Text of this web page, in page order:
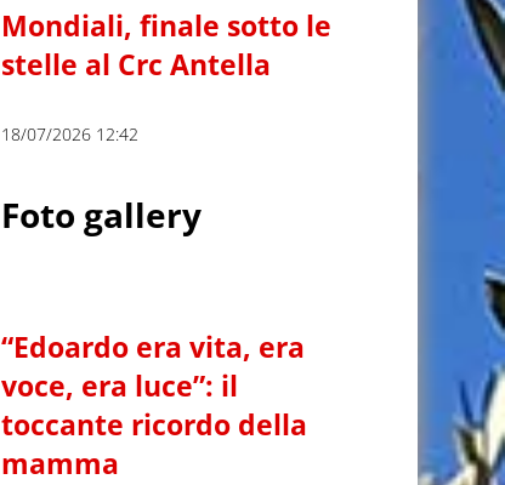
Mondiali, finale sotto le
stelle al Crc Antella
18/07/2026 12:42
Foto gallery
“Edoardo era vita, era
voce, era luce”: il
toccante ricordo della
mamma